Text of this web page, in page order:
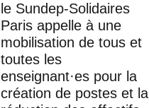
le Sundep-Solidaires
Paris appelle à une
mobilisation de tous et
toutes les
enseignant·es pour la
création de postes et la